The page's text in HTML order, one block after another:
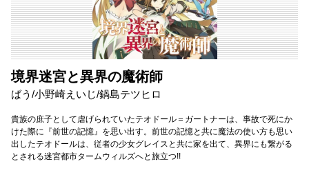
境界迷宮と異界の魔術師
ばう/小野崎えいじ/鍋島テツヒロ
貴族の庶子として虐げられていたテオドール＝ガートナーは、事故で死にか
けた際に『前世の記憶』を思い出す。前世の記憶と共に魔法の使い方も思い
出したテオドールは、従者の少女グレイスと共に家を出て、異界にも繋がる
とされる迷宮都市タームウィルズへと旅立つ!!